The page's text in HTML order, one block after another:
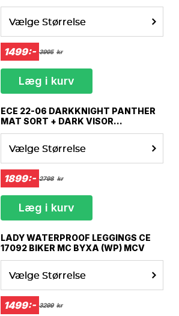
Vælge Størrelse
1499:- 3995 kr
Læg i kurv
ECE 22-06 DARKKNIGHT PANTHER
MAT SORT + DARK VISOR
SOLSKÆRM MC HJELM
Vælge Størrelse
1899:- 2798 kr
Læg i kurv
LADY WATERPROOF LEGGINGS CE
17092 BIKER MC BYXA (WP) MCV
Vælge Størrelse
1499:- 3299 kr